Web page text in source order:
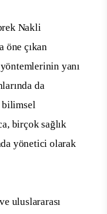
Nakli
öne çıkan
yanı
da
bilimsel
birçok sağlık
yönetici olarak
uluslararası